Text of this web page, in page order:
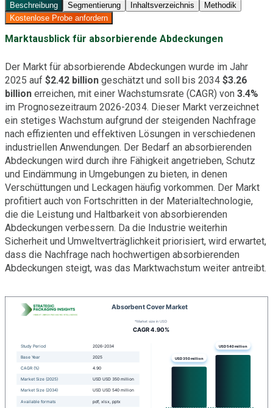
Beschreibung
Segmentierung Inhaltsverzeichnis
Methodik
Kostenlose Probe anfordern
Marktausblick für absorbierende Abdeckungen
Der Markt für absorbierende Abdeckungen wurde im Jahr
2025 auf $2.42 billion geschätzt und soll bis 2034 $3.26
billion erreichen, mit einer Wachstumsrate (CAGR) von 3.4%
im Prognosezeitraum 2026-2034. Dieser Markt verzeichnet
ein stetiges Wachstum aufgrund der steigenden Nachfrage
nach effizienten und effektiven Lösungen in verschiedenen
industriellen Anwendungen. Der Bedarf an absorbierenden
Abdeckungen wird durch ihre Fähigkeit angetrieben, Schutz
und Eindämmung in Umgebungen zu bieten, in denen
Verschüttungen und Leckagen häufig vorkommen. Der Markt
profitiert auch von Fortschritten in der Materialtechnologie,
die die Leistung und Haltbarkeit von absorbierenden
Abdeckungen verbessern. Da die Industrie weiterhin
Sicherheit und Umweltverträglichkeit priorisiert, wird erwartet,
dass die Nachfrage nach hochwertigen absorbierenden
Abdeckungen steigt, was das Marktwachstum weiter antreibt.